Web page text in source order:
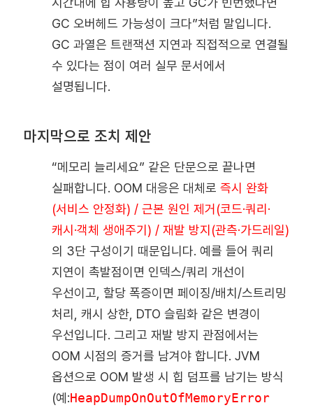
GC 오버헤드 가능성이 크다”처럼 말입니다.
GC 과열은 트랜잭션 지연과 직접적으로 연결될
수 있다는 점이 여러 실무 문서에서
설명됩니다.
마지막으로 조치 제안
“메모리 늘리세요” 같은 단문으로 끝나면
실패합니다. OOM 대응은 대체로 즉시 완화
(서비스 안정화) / 근본 원인 제거(코드·쿼리·
캐시·객체 생애주기) / 재발 방지(관측·가드레일)
의 3단 구성이기 때문입니다. 예를 들어 쿼리
지연이 촉발점이면 인덱스/쿼리 개선이
우선이고, 할당 폭증이면 페이징/배치/스트리밍
처리, 캐시 상한, DTO 슬림화 같은 변경이
우선입니다. 그리고 재발 방지 관점에서는
OOM 시점의 증거를 남겨야 합니다. JVM
옵션으로 OOM 발생 시 힙 덤프를 남기는 방식
(예:HeapDumpOnOutOfMemoryError